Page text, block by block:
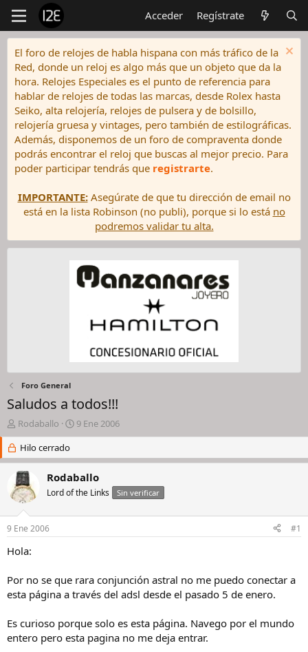
Acceder Regístrate
El foro de relojes de habla hispana con más tráfico de la
Red, donde un reloj es algo más que un objeto que da la
hora. Relojes Especiales es el punto de referencia para
hablar de relojes de todas las marcas, desde Rolex hasta
Seiko, alta relojería, relojes de pulsera y de bolsillo,
relojería gruesa y vintages, pero también de estilográficas.
Además, disponemos de un foro de compraventa donde
podrás encontrar el reloj que buscas al mejor precio. Para
poder participar tendrás que registrarte.
IMPORTANTE:Asegúrate de que tu dirección de email no
está en la lista Robinson (no publi), porque si lo está no
podremos validar tu alta.
Foro General
Saludos a todos!!!
I
n
c
i
a
d
o
d
e
l
i
l
Rodaballo
F
e
h
d
e
i
9 Ene 2006
Hilo cerrado
Rodaballo
Lord of the Links Sin verificar
9 Ene 2006 #1
Hola:
Por no se que rara conjunción astral no me puedo conectar a
esta página a través del adsl desde el pasado 5 de enero.
Es curioso porque solo es esta página. Navego por el mundo
entero pero esta pagina no me deja entrar.